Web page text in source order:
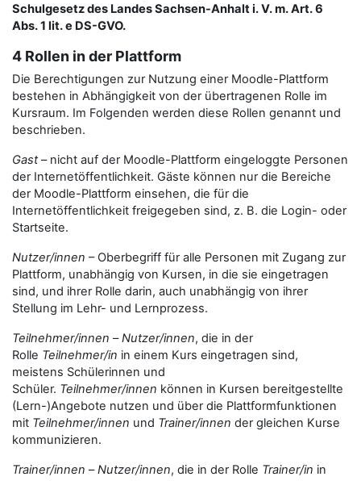
Schulgesetz des Landes Sachsen-Anhalt i. V. m. Art. 6
Abs. 1 lit. e DS-GVO.
4 Rollen in der Plattform
Die Berechtigungen zur Nutzung einer Moodle-Plattform
bestehen in Abhängigkeit von der übertragenen Rolle im
Kursraum. Im Folgenden werden diese Rollen genannt und
beschrieben.
Gast– nicht auf der Moodle-Plattform eingeloggte Personen
der Internetöffentlichkeit. Gäste können nur die Bereiche
der Moodle-Plattform einsehen, die für die
Internetöffentlichkeit freigegeben sind, z. B. die Login- oder
Startseite.
Nutzer/innen – Oberbegriff für alle Personen mit Zugang zur
Plattform, unabhängig von Kursen, in die sie eingetragen
sind, und ihrer Rolle darin, auch unabhängig von ihrer
Stellung im Lehr- und Lernprozess.
Teilnehmer/innen –Nutzer/innen, die in der
Rolle Teilnehmer/in in einem Kurs eingetragen sind,
meistens Schülerinnen und
Schüler. Teilnehmer/innen können in Kursen bereitgestellte
(Lern-)Angebote nutzen und über die Plattformfunktionen
mit Teilnehmer/innen und Trainer/innen der gleichen Kurse
kommunizieren.
Trainer/innen –Nutzer/innen, die in der Rolle Trainer/in in